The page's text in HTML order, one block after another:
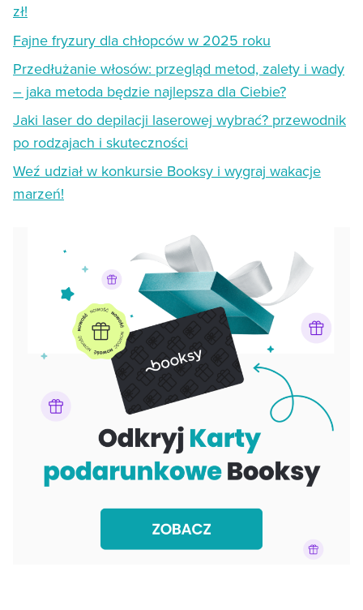
zł!
Fajne fryzury dla chłopców w 2025 roku
Przedłużanie włosów: przegląd metod, zalety i wady
– jaka metoda będzie najlepsza dla Ciebie?
Jaki laser do depilacji laserowej wybrać? przewodnik
po rodzajach i skuteczności
Weź udział w konkursie Booksy i wygraj wakacje
marzeń!